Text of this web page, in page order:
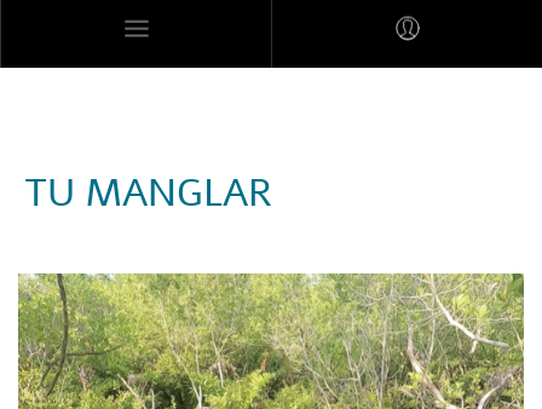
TU MANGLAR